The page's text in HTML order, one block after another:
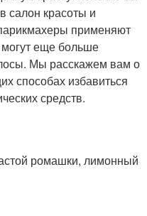
салон красоты и
применяют
еще больше
Мы расскажем вам о
способах избавиться
средств.
ромашки, лимонный